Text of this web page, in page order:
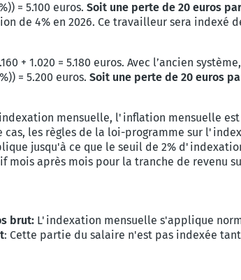
= 5.100 euros. Soit une perte de 20 euros
de 4% en 2026. Ce travailleur sera
+ 1.020 = 5.180 euros. Avec l’ancien
= 5.200 euros. Soit une perte de 20 euros
mensuelle, l'inflation mensuelle
cas, les règles de la loi-programme sur
jusqu'à ce que le seuil de 2%
mois après mois pour la tranche de revenu
brut: L'indexation mensuelle s'applique
: Cette partie du salaire n'est pas indexée